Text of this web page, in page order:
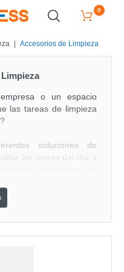
0
Accesorios de Limpieza
o un espacio
las tareas de limpieza
soluciones de
las tareas del día a